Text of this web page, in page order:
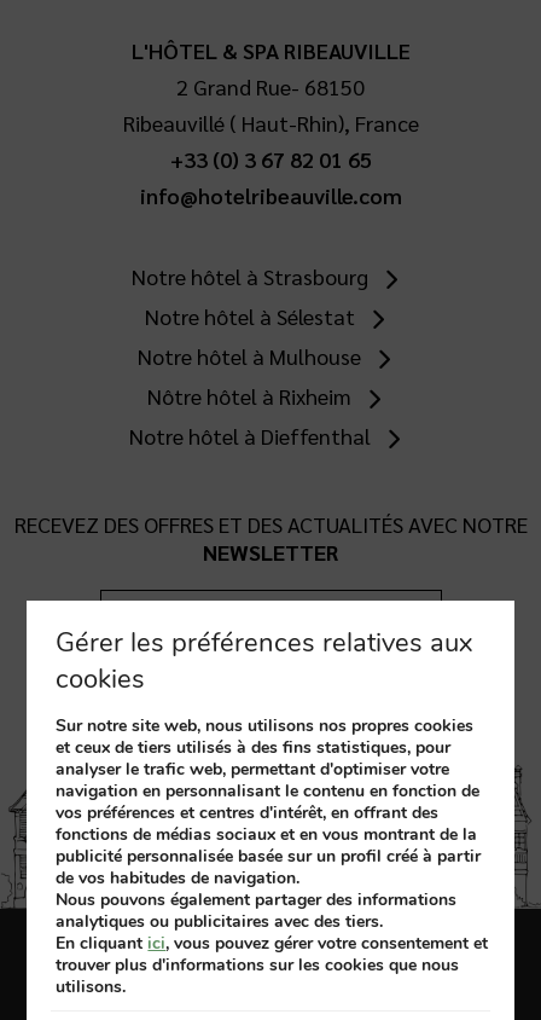
L'HÔTEL & SPA RIBEAUVILLE
2 Grand Rue- 68150
Ribeauvillé( Haut-Rhin), France
+33 (0) 3 67 82 01 65
info@hotelribeauville.com
Notre hôtel à Strasbourg
Notre hôtel à Sélestat
Notre hôtel à Mulhouse
Nôtre hôtel à Rixheim
Notre hôtel à Dieffenthal
RECEVEZ DES OFFRES ET DES ACTUALITÉS AVEC NOTRE
NEWSLETTER
Mention légales
Politique des cookies
Gérer les préférences relatives aux
cookies
Sur notre site web, nous utilisons nos propres cookies
et ceux de tiers utilisés à des fins statistiques, pour
analyser le trafic web, permettant d'optimiser votre
navigation en personnalisant le contenu en fonction de
vos préférences et centres d'intérêt, en offrant des
fonctions de médias sociaux et en vous montrant de la
publicité personnalisée basée sur un profil créé à partir
de vos habitudes de navigation.
Nous pouvons également partager des informations
analytiques ou publicitaires avec des tiers.
En cliquantici, vous pouvez gérer votre consentement et
trouver plus d'informations sur les cookies que nous
utilisons.